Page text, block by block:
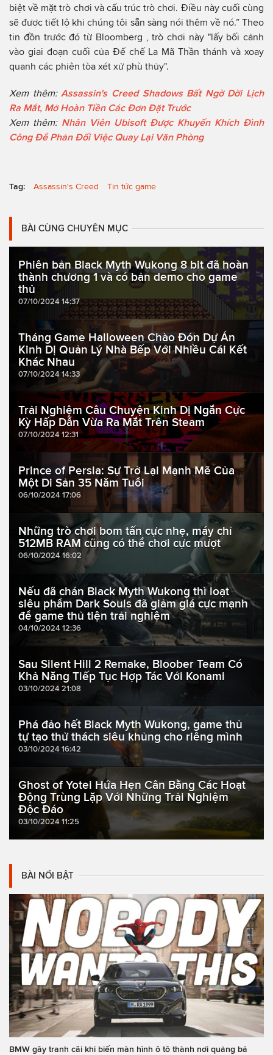
biệt về mặt trò chơi và cấu trúc trò chơi. Điều này cuối cùng
sẽ được tiết lộ khi chúng tôi sẵn sàng nói thêm về nó.” Theo
tin đồn trước đó từ Bloomberg , trò chơi này "lấy bối cảnh
vào giai đoạn cuối của Đế chế La Mã Thần thánh và xoay
quanh các phiên tòa xét xử phù thủy".
Xem thêm: Assassin's Creed Shadows Bất Ngờ Dời Lịch
Ra Mắt, Mở Hoàn Tiền Các Đơn Đặt Trước
Xem thêm: Nhân Viên Ubisoft Được Khuyến Khích Đình
Công Để Phản Đối Việc Quay Lại Văn Phòng
Tag: Assassin's Creed Tin tức game
BÀI CÙNG CHUYÊN MỤC
Phiên bản Black Myth Wukong 8 bit đã hoàn
thành chương 1 và có bản demo cho game
thủ
07/10/2024 14:37
Tháng Game Halloween Chào Đón Dự Án
Kinh Dị Quản Lý Nhà Bếp Với Nhiều Cái Kết
Khác Nhau
07/10/2024 14:33
Trải Nghiệm Câu Chuyện Kinh Dị Ngắn Cực
Kỳ Hấp Dẫn Vừa Ra Mắt Trên Steam
07/10/2024 12:31
Prince of Persia: Sự Trở Lại Mạnh Mẽ Của
Một Di Sản 35 Năm Tuổi
06/10/2024 17:06
Những trò chơi bom tấn cực nhẹ, máy chỉ
512MB RAM cũng có thể chơi cực mượt
06/10/2024 16:02
Nếu đã chán Black Myth Wukong thì loạt
siêu phẩm Dark Souls đã giảm giá cực mạnh
để game thủ tiện trải nghiệm
04/10/2024 12:36
Sau Silent Hill 2 Remake, Bloober Team Có
Khả Năng Tiếp Tục Hợp Tác Với Konami
03/10/2024 21:08
Phá đảo hết Black Myth Wukong, game thủ
tự tạo thử thách siêu khủng cho riêng mình
03/10/2024 16:42
Ghost of Yotei Hứa Hẹn Cân Bằng Các Hoạt
Động Trùng Lặp Với Những Trải Nghiệm
Độc Đáo
03/10/2024 11:25
BÀI NỔI BẬT
BMW gây tranh cãi khi biến màn hình ô tô thành nơi quảng bá